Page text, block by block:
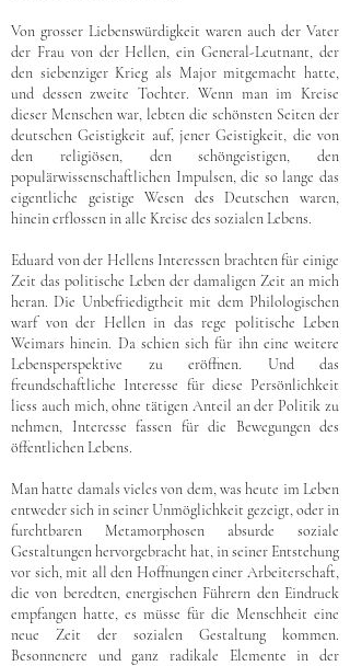
Von grosser Liebenswürdigkeit waren auch der Vater
der Frau von der Hellen, ein General-Leutnant, der
den siebenziger Krieg als Major mitgemacht hatte,
und dessen zweite Tochter. Wenn man im Kreise
dieser Menschen war, lebten die schönsten Seiten der
deutschen Geistigkeit auf, jener Geistigkeit, die von
den religiösen, den schöngeistigen, den
populärwissenschaftlichen Impulsen, die so lange das
eigentliche geistige Wesen des Deutschen waren,
hinein erflossen in alle Kreise des sozialen Lebens.
Eduard von der Hellens Interessen brachten für einige
Zeit das politische Leben der damaligen Zeit an mich
heran. Die Unbefriedigtheit mit dem Philologischen
warf von der Hellen in das rege politische Leben
Weimars hinein. Da schien sich für ihn eine weitere
Lebensperspektive zu eröffnen. Und das
freundschaftliche Interesse für diese Persönlichkeit
liess auch mich, ohne tätigen Anteil an der Politik zu
nehmen, Interesse fassen für die Bewegungen des
öffentlichen Lebens.
Man hatte damals vieles von dem, was heute im Leben
entweder sich in seiner Unmöglichkeit gezeigt, oder in
furchtbaren Metamorphosen absurde soziale
Gestaltungen hervorgebracht hat, in seiner Entstehung
vor sich, mit all den Hoffnungen einer Arbeiterschaft,
die von beredten, energischen Führern den Eindruck
empfangen hatte, es müsse für die Menschheit eine
neue Zeit der sozialen Gestaltung kommen.
Besonnenere und ganz radikale Elemente in der